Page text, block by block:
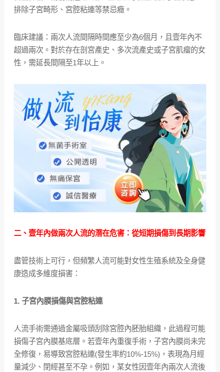
排除子宮畸形、宮腔粘連等禁忌癥。
臨床建議：兩次人流間隔時間應至少為6個月，且壹年內不
超過兩次。對於存在剖宮產史、多次流產史或子宮肌瘤的女
性，需延長間隔至1年以上。
二、壹年內做兩次人流的潛在危害：從短期損傷到長期影響
盡管技術上可行，但頻繁人流可能對女性生殖系統及全身健
康造成多維度損害：
1. 子宮內膜損傷與宮腔粘連
人流手術需通過金屬吸頭刮除宮腔內胚胎組織，此過程可能
損傷子宮內膜基底層。若壹年內重復手術，子宮內膜尚未完
全修復，易導致宮腔粘連(發生率約10%-15%)，表現為月經
量減少、閉經甚至不孕。例如，某女性因壹年內兩次人流後